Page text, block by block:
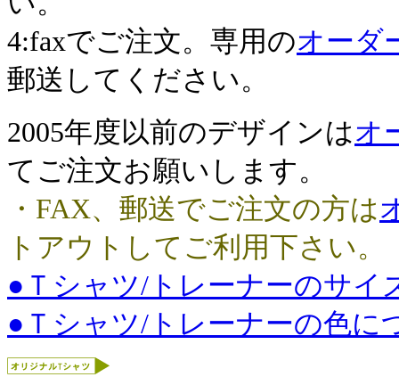
4:faxでご注文。専用のオーダ
郵送してください。
2005年度以前のデザインはオ
てご注文お願いします。
・FAX、郵送でご注文の方は
トアウトしてご利用下さい。
●Ｔシャツ/トレーナーのサイ
●Ｔシャツ/トレーナーの色に